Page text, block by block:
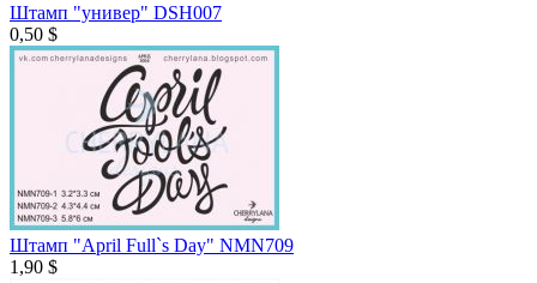
Штамп "универ" DSH007
0,50 $
Штамп "April Full`s Day" NMN709
1,90 $